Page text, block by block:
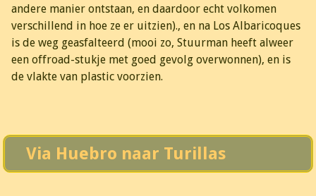
andere manier ontstaan, en daardoor echt volkomen
verschillend in hoe ze er uitzien)., en na Los Albaricoques
is de weg geasfalteerd (mooi zo, Stuurman heeft alweer
een offroad-stukje met goed gevolg overwonnen), en is
de vlakte van plastic voorzien.
Via Huebro naar Turillas